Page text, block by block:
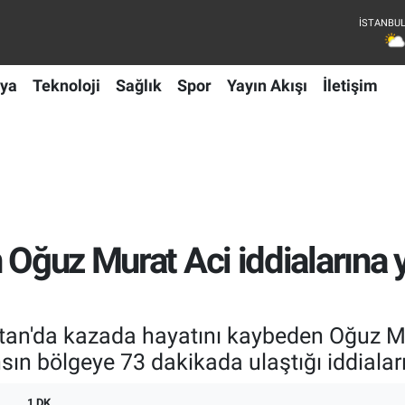
Teknoloji Sağlık Spor Yayın Akışı İletişim
Oğuz Murat Aci
kazada hayatını kaybeden Oğuz
bölgeye 73 dakikada ulaştığı